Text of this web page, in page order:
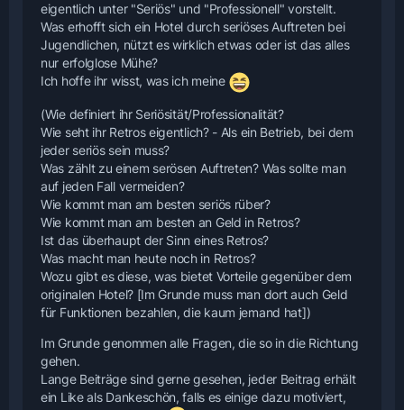
eigentlich unter "Seriös" und "Professionell" vorstellt.
Was erhofft sich ein Hotel durch seriöses Auftreten bei
Jugendlichen, nützt es wirklich etwas oder ist das alles
nur erfolglose Mühe?
Ich hoffe ihr wisst, was ich meine
(Wie definiert ihr Seriösität/Professionalität?
Wie seht ihr Retros eigentlich? - Als ein Betrieb, bei dem
jeder seriös sein muss?
Was zählt zu einem serösen Auftreten? Was sollte man
auf jeden Fall vermeiden?
Wie kommt man am besten seriös rüber?
Wie kommt man am besten an Geld in Retros?
Ist das überhaupt der Sinn eines Retros?
Was macht man heute noch in Retros?
Wozu gibt es diese, was bietet Vorteile gegenüber dem
originalen Hotel? [Im Grunde muss man dort auch Geld
für Funktionen bezahlen, die kaum jemand hat])
Im Grunde genommen alle Fragen, die so in die Richtung
gehen.
Lange Beiträge sind gerne gesehen, jeder Beitrag erhält
ein Like als Dankeschön, falls es einige dazu motiviert,